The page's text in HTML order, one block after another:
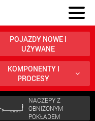
POJAZDY NOWE I
UŻYWANE
KOMPONENTY I
PROCESY
NACZEPY Z
OBNIŻONYM
POKŁADEM